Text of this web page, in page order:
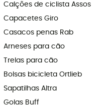
Calções de ciclista Assos
Capacetes Giro
Casacos penas Rab
Arneses para cão
Trelas para cão
Bolsas bicicleta Ortlieb
Sapatilhas Altra
Golas Buff